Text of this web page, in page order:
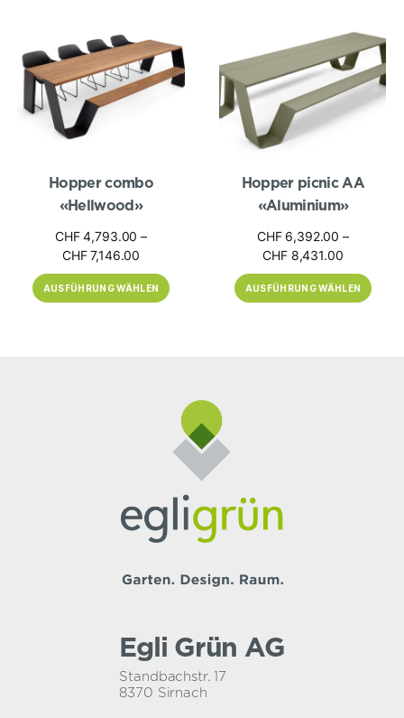
Hopper combo
«Hellwood»
CHF4,793.00 –
CHF7,146.00
CHF 4,793.00
bis
AUSFÜHRUNG WÄHLEN
Varianten
auf.
Optionen
können
werden
Hopper picnic AA
«Aluminium»
CHF6,392.00 –
CHF8,431.00
CHF
bis
AUSFÜHRUNG WÄHLEN
Varianten
auf.
Die
Optionen
können
Produktseite
werden
Egli Grün AG
Standbachstr. 17
8370 Sirnach